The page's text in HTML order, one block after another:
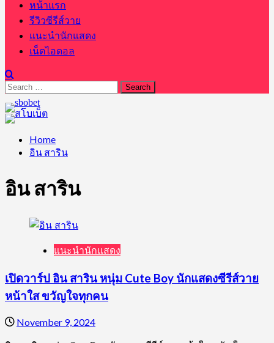
หน้าแรก
รีวิวซีรีส์วาย
แนะนำนักแสดง
เน็ตไอดอล
Search
for:
Home
อิน สาริน
อิน สาริน
แนะนำนักแสดง
เปิดวาร์ป อิน สาริน หนุ่ม Cute Boy นักแสดงซีรีส์วาย
หน้าใส ขวัญใจทุกคน
November 9, 2024